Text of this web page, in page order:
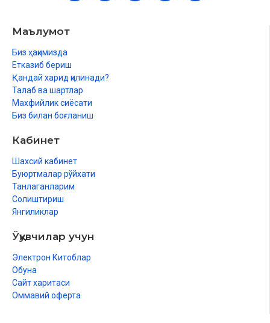
Маълумот
Биз ҳақимизда
Етказиб бериш
Қандай харид қилинади?
Талаб ва шартлар
Махфийлик сиёсати
Биз билан боғланиш
Кабинет
Шахсий кабинет
Буюртмалар рўйхати
Танлаганларим
Солиштириш
Янгиликлар
Ўқувчилар учун
Электрон Китоблар
Обуна
Сайт харитаси
Оммавий оферта